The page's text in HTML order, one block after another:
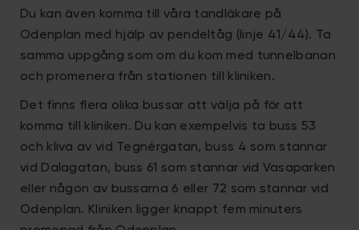
Du kan även komma till våra tandläkare på
Odenplan med hjälp av pendeltåg (linje 41/44). Ta
samma uppgång som om du kom med tunnelbanan
och promenera från stationen till kliniken.
Det finns flera olika bussar att välja på för att
komma till kliniken. Du kan exempelvis ta buss 53
och kliva av vid Tegnérgatan, buss 4 som stannar
vid Dalagatan, buss 61 som stannar vid Vasaparken
eller någon av bussarna 6 eller 72 som stannar vid
Odenplan. Kliniken ligger knappt fem minuters